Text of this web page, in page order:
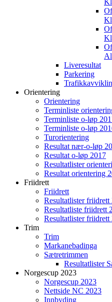
Liveresultat
Parkering
Orientering
Orientering
Terminliste
Terminliste o-løp
Terminliste o-løp
Turorientering
Resultat nær-o-løp
Resultat o-løp 2017
Resultatlister
Resultat orientering
Friidrett
Friidrett
Resultatlister friidrett
Resultatliste friidrett
Resultatlister friidrett
Trim
Trim
Markanebadinga
Sætretrimmen
Resultatlister
Norgescup 2023
Norgescup 2023
Nettside NC 2023
Innbyding